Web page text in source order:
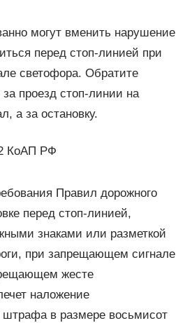
могут вменить нарушение
перед стоп-линией при
светофора. Обратите
проезд стоп-линии на
а за остановку.
КоАП РФ
Правил дорожного
перед стоп-линией,
знаками или разметкой
при запрещающем сигнале
жесте
наложение
штрафа в размере восьмисот